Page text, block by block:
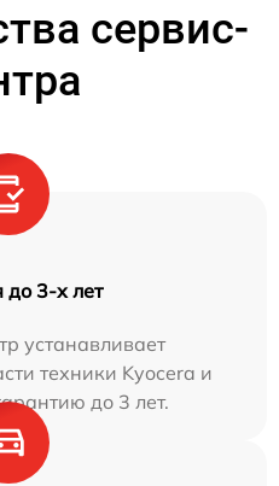
сервис-
до 3-х лет
устанавливает
техники Kyocera и
до 3 лет.